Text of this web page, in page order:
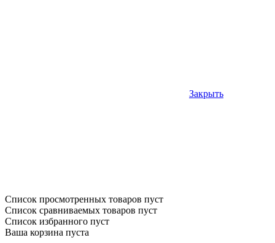
Закрыть
Список просмотренных товаров пуст
Список сравниваемых товаров пуст
Список избранного пуст
Ваша корзина пуста